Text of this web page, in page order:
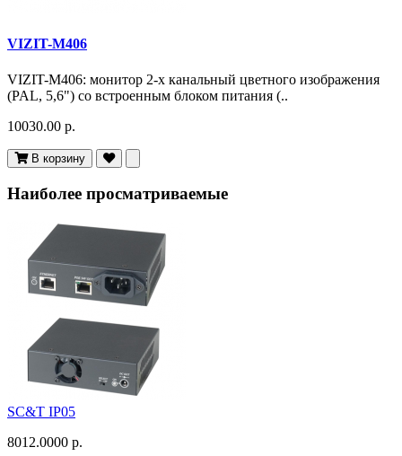
VIZIT-M406
VIZIT-M406: монитор 2-х канальный цветного изображения
(PAL, 5,6") со встроенным блоком питания (..
10030.00 р.
В корзину
Наиболее просматриваемые
SC&T IP05
8012.0000 р.